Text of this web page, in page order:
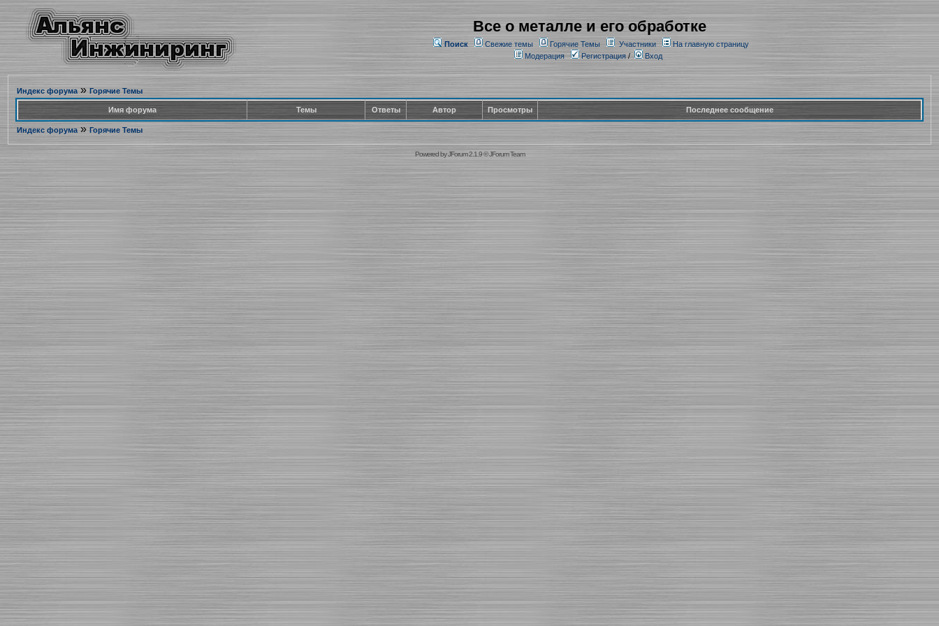
Все о металле и его обработке
Поиск Свежие темы Горячие Темы Участники
На главную страницу
Модерация
Регистрация/ Вход
Индекс форума» Горячие Темы
Имя форума Темы Ответы Автор Просмотры Последнее сообщение
Индекс форума» Горячие Темы
Powered byJForum 2.1.9©JForum Team